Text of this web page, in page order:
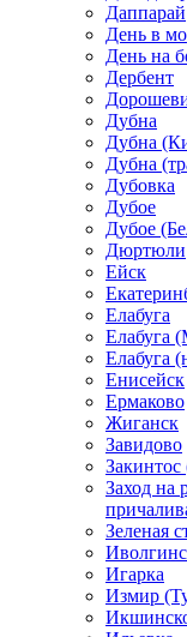
Даппарай
День в
День на
Дербент
Дубна
Дубна
Дубна
Дубовка
Дубое
Дубое
Дюртюли
Ейск
Елабуга
Елабуга
Елабуга
Енисейск
Ермаково
Жиганск
Завидово
Закинтос
Заход на
Зеленая
Игарка
Измир